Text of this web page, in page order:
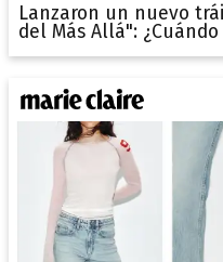
Lanzaron un nuevo
del Más Allá":